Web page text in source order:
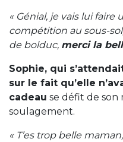
« Génial, je vais lui
compétition au sous-
de bolduc, merci la
Sophie, qui
sur le fait qu’elle
cadeau se défit de son
soulagement.
« T’es trop belle